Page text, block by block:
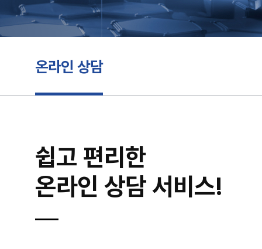
온라인 상담
쉽고 편리한
온라인 상담 서비스!